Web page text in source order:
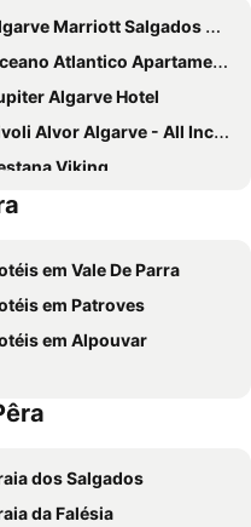
Marriott Salgados Golf Resort & Spa
Atlantico Apartamentos Turisticos
Algarve Hotel
Alvor Algarve - All Inclusive Resort
Viking
Oura Praia Hotel
da Gale
Sol Hotel & Spa
Luar
Inn Algarve Albufeira by IHG
Residences Salgados Resort, Algarve
Eulalia Hotel & Spa
em Vale De Parra
em Patroves
em Alpouvar
dos Salgados
da Falésia